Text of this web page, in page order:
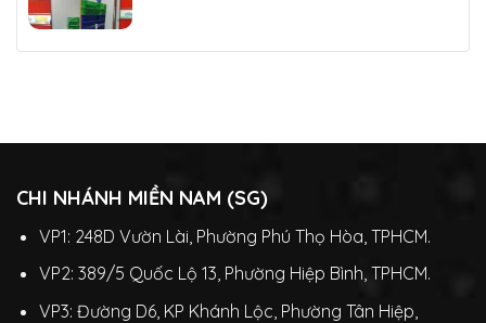
CHI NHÁNH MIỀN NAM (SG)
VP1: 248D Vườn Lài, Phường Phú Thọ Hòa, TPHCM.
VP2: 389/5 Quốc Lộ 13, Phường Hiệp Bình, TPHCM.
VP3: Đường D6, KP Khánh Lộc, Phường Tân Hiệp,